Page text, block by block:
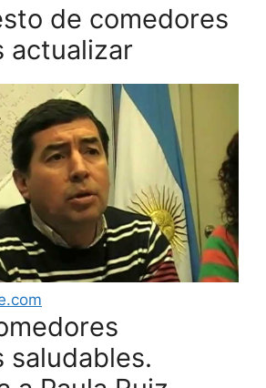
de comedores
actualizar
saludables.